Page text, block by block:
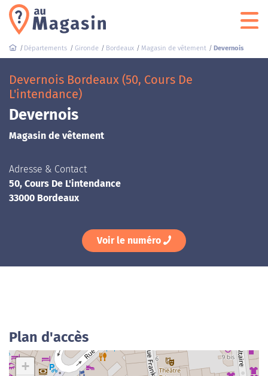
Départements Gironde Bordeaux Magasin de vêtement Devernois
Devernois Bordeaux (50, Cours De
L'intendance)
Devernois
Magasin de vêtement
Adresse & Contact
50, Cours De L'intendance
33000 Bordeaux
Voir le numéro
Plan d'accès
+